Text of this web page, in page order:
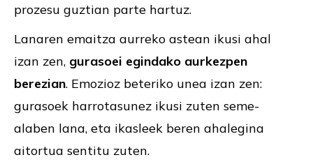
prozesu guztian parte hartuz.
Lanaren emaitza aurreko astean ikusi ahal
izan zen, gurasoei egindako aurkezpen
berezian. Emozioz beteriko unea izan zen:
gurasoek harrotasunez ikusi zuten seme-
alaben lana, eta ikasleek beren ahalegina
aitortua sentitu zuten.